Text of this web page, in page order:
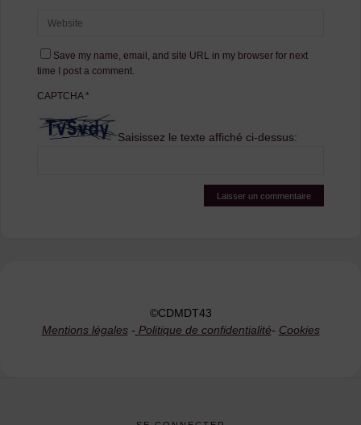
Save my name, email, and site URL in my browser for next
time I post a comment.
CAPTCHA*
Saisissez le texte affiché ci-dessus:
©CDMDT43
Mentions légales- Politique de confidentialité- Cookies